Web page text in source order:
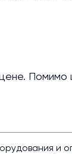
Помимо
и